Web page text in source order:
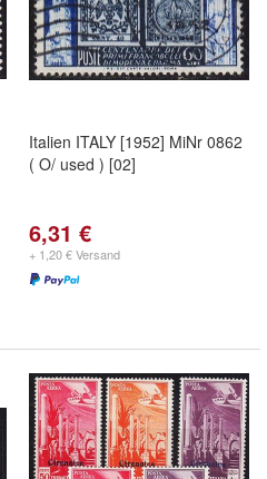
Italien ITALY [1952] MiNr 0862
( O/ used ) [02]
6,31 €
+ 1,20 € Versand